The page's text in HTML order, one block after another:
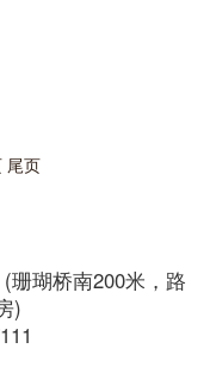
尾页
珊瑚桥南200米，路
)